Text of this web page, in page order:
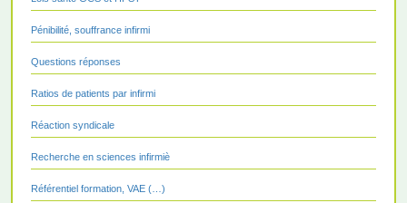
Pénibilité, souffrance infirmi
Questions réponses
Ratios de patients par infirmi
Réaction syndicale
Recherche en sciences infirmiè
Référentiel formation, VAE (…)